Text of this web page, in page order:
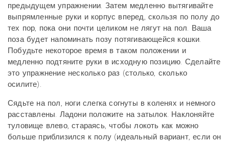
предыдущем упражнении. Затем медленно вытягивайте
выпрямленные руки и корпус вперед, скользя по полу до
тех пор, пока они почти целиком не лягут на пол. Ваша
поза будет напоминать позу потягивающейся кошки.
Побудьте некоторое время в таком положении и
медленно подтяните руки в исходную позицию. Сделайте
это упражнение несколько раз (столько, сколько
осилите).
Сядьте на пол, ноги слегка согнуты в коленях и немного
расставлены. Ладони положите на затылок. Наклоняйте
туловище влево, стараясь, чтобы локоть как можно
больше приблизился к полу (идеальный вариант, если он